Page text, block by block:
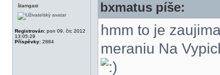
štamgast
Registrován: pon 09. črc 2012
13:05:29
Příspěvky: 2884
bxmatus píše:
hmm to je
meraniu Na